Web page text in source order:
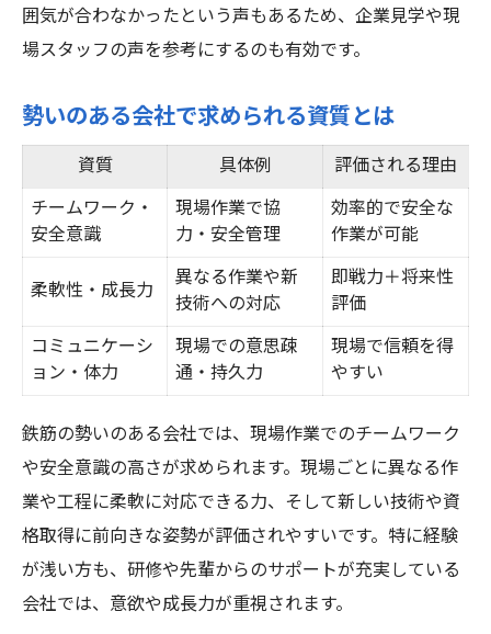
囲気が合わなかったという声もあるため、企業見学や現
場スタッフの声を参考にするのも有効です。
勢いのある会社で求められる資質とは
資質 具体例
評価される理由
チームワーク・
安全意識
現場作業で協
力・安全管理
効率的で安全な
作業が可能
柔軟性・成長力
異なる作業や新
技術への対応
即戦力＋将来性
評価
コミュニケーシ
ョン・体力
現場での意思疎
通・持久力
現場で信頼を得
やすい
鉄筋の勢いのある会社では、現場作業でのチームワーク
や安全意識の高さが求められます。現場ごとに異なる作
業や工程に柔軟に対応できる力、そして新しい技術や資
格取得に前向きな姿勢が評価されやすいです。特に経験
が浅い方も、研修や先輩からのサポートが充実している
会社では、意欲や成長力が重視されます。